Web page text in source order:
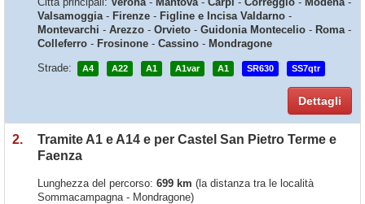
Valsamoggia- Firenze - Figline e Incisa Valdarno -
Montevarchi - Arezzo - Orvieto - Guidonia Montecelio - Roma-
Colleferro - Frosinone - Cassino - Mondragone
Strade:
A4 A22 A1 A1var A1 SR630 SS7qtr
Dettagli
2.
Tramite A1 e A14 e per Castel San Pietro Terme e
Faenza
Lunghezza del percorso: 699 km (la distanza tra le località
Sommacampagna - Mondragone)